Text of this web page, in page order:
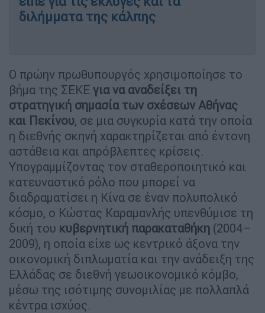
διλήμματα της κάλπης
Ο πρώην πρωθυπουργός χρησιμοποίησε το
βήμα της ΣΕΚΕ για να αναδείξει τη
στρατηγική σημασία των σχέσεων Αθήνας
και Πεκίνου, σε μια συγκυρία κατά την οποία
η διεθνής σκηνή χαρακτηρίζεται από έντονη
αστάθεια και απρόβλεπτες κρίσεις.
Υπογραμμίζοντας τον σταθεροποιητικό και
κατευναστικό ρόλο που μπορεί να
διαδραματίσει η Κίνα σε έναν πολυπολικό
κόσμο, ο Κώστας Καραμανλής υπενθύμισε τη
δική του κυβερνητική παρακαταθήκη (2004–
2009), η οποία είχε ως κεντρικό άξονα την
οικονομική διπλωματία και την ανάδειξη της
Ελλάδας σε διεθνή γεωοικονομικό κόμβο,
μέσω της ισότιμης συνομιλίας με πολλαπλά
κέντρα ισχύος.